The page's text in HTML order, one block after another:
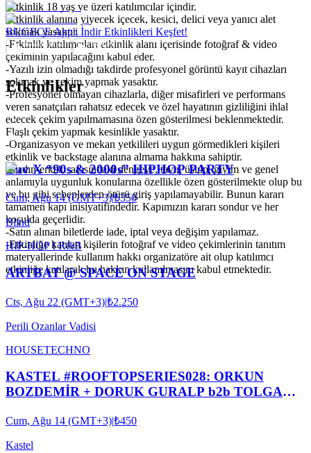
-Etkinlik 18 yaş ve üzeri katılımcılar içindir.
-Etkinlik alanına yiyecek içecek, kesici, delici veya yanıcı alet
sokmak yasaktır.
-Etkinlik katılımcıları etkinlik alanı içerisinde fotoğraf & video
çekiminin yapılacağını kabul eder.
-Yazılı izin olmadığı takdirde profesyonel görüntü kayıt cihazları
sokmak ve çekim yapmak yasaktır.
-Profesyonel olmayan cihazlarla, diğer misafirleri ve performans
veren sanatçıları rahatsız edecek ve özel hayatının gizliliğini ihlal
edecek çekim yapılmamasına özen gösterilmesi beklenmektedir.
Flaşlı çekim yapmak kesinlikle yasaktır.
-Organizasyon ve mekan yetkilileri uygun görmedikleri kişileri
etkinlik ve backstage alanına almama hakkına sahiptir.
-Kadın-erkek sayısındaki dengeye, tavır, üslup, giyim ve genel
anlamıyla uygunluk konularına özellikle özen gösterilmekte olup bu
ve bu gibi sebeplerden ötürü giriş yapılamayabilir. Bunun kararı
tamamen kapı inisiyatifindedir. Kapımızın kararı sondur ve her
koşulda geçerlidir.
-Satın alınan biletlerde iade, iptal veya değişim yapılamaz.
-Etkinliğe katılan kişilerin fotoğraf ve video çekimlerinin tanıtım
materyallerinde kullanım hakkı organizatöre ait olup katılımcı
etkinliğe katılarak bu hakkın kullanılmasını kabul etmektedir.
BUGECE App'i İndir Etkinlikleri Keşfet!
Etkinlikler
Luv X “90s & 2000s” HIPHOP PARTY
Cum, Ağu 14 (GMT+3)|₺350
Blind
HIP-HOP I R&B
ARTBAT @ SPACE ON STAGE
Cts, Ağu 22 (GMT+3)|₺2.250
Perili Ozanlar Vadisi
HOUSETECHNO
KASTEL #ROOFTOPSERIES028: ORKUN
BOZDEMİR + DORUK GURALP b2b TOLGA
Cum, Ağu 14 (GMT+3)|₺450
Kastel